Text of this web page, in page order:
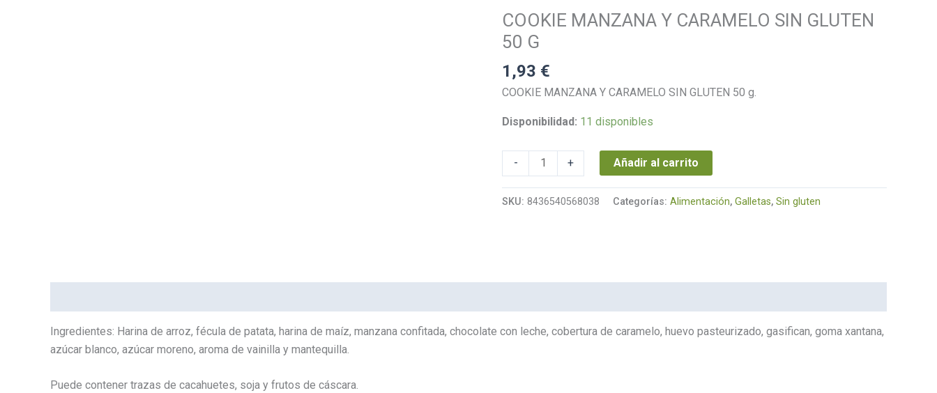
COOKIE MANZANA Y CARAMELO SIN GLUTEN
50 G
1,93 €
COOKIE MANZANA Y CARAMELO SIN GLUTEN 50 g.
Disponibilidad: 11 disponibles
-
CARAMELO
SIN
50
G
+ Añadir al carrito
SKU: 8436540568038 Categorías: Alimentación, Galletas, Sin gluten
Ingredientes: Harina de arroz, fécula de patata, harina de maíz, manzana confitada, chocolate con leche, cobertura de caramelo, huevo pasteurizado, gasifican, goma xantana,
azúcar blanco, azúcar moreno, aroma de vainilla y mantequilla.
Puede contener trazas de cacahuetes, soja y frutos de cáscara.